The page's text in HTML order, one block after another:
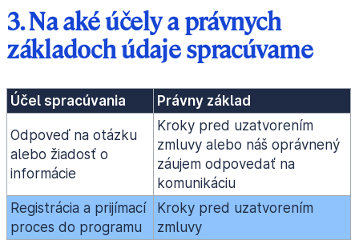
3. Na aké účely a právnych
základoch údaje spracúvame
Účel spracúvania Právny základ
Odpoveď na otázku
alebo žiadosť o
informácie
Kroky pred uzatvorením
zmluvy alebo náš oprávnený
záujem odpovedať na
komunikáciu
Registrácia a prijímací
proces do programu
Kroky pred uzatvorením
zmluvy